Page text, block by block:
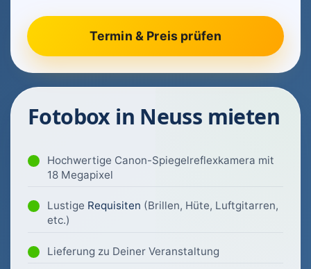
Fotobox in Neuss mieten
Hochwertige Canon-Spiegelreflexkamera mit
18 Megapixel
Lustige Requisiten (Brillen, Hüte, Luftgitarren,
etc.)
Lieferung zu Deiner Veranstaltung